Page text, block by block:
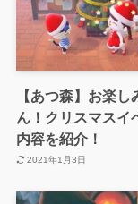
【あつ森】お楽し
ん！クリスマスイ
内容を紹介！
2021年1月3日